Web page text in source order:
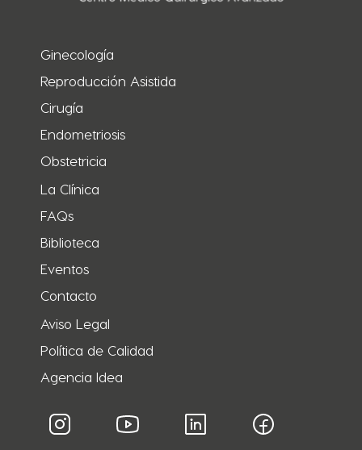
Ginecología
Reproducción Asistida
Cirugía
Endometriosis
Obstetricia
La Clínica
FAQs
Biblioteca
Eventos
Contacto
Aviso Legal
Política de Calidad
Agencia Idea